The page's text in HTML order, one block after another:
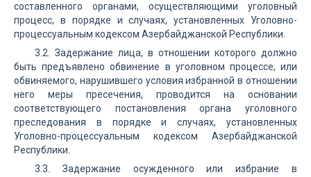
составленного органами, осуществляющими уголовный
процесс, в порядке и случаях, установленных Уголовно-
процессуальным кодексом Азербайджанской Республики.
3.2. Задержание лица, в отношении которого должно
быть предъявлено обвинение в уголовном процессе, или
обвиняемого, нарушившего условия избранной в отношении
него меры пресечения, проводится на основании
соответствующего постановления органа уголовного
преследования в порядке и случаях, установленных
Уголовно-процессуальным кодексом Азербайджанской
Республики.
3.3. Задержание осужденного или избрание в